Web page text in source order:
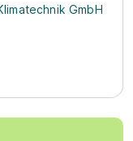
GmbH